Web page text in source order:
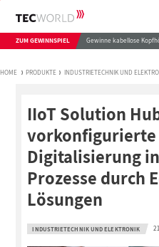
ZUM GEWINNSPIEL Gewinne kabellose
HOME PRODUKTE INDUSTRIETECHNIK UND
IIoT Solution
Digitalisierung
Prozesse durch
Lösungen
INDUSTRIETECHNIK UND ELEKTRONIK